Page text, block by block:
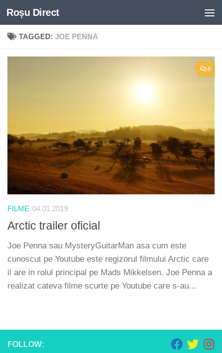
Skip to content
Roșu Direct
TAGGED: JOE PENNA
6
FILME 04.01.2019
Arctic trailer oficial
Joe Penna sau MysteryGuitarMan asa cum este
cunoscut pe Youtube este regizorul filmului Arctic care
il are in rolul principal pe Mads Mikkelsen. Joe Penna a
realizat cateva filme scurte pe Youtube care s-au...
FOLLOW: